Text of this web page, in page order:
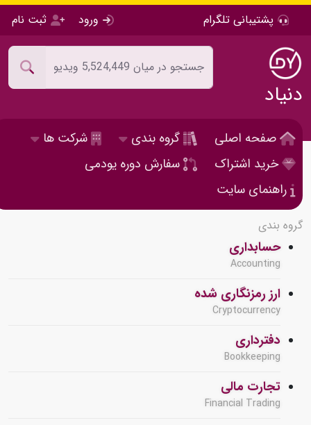
پشتیبانی تلگرام ورود ثبت نام
دنیاد
صفحه اصلی گروه بندی
شرکت ها
خرید اشتراک
سفارش دوره یودمی
راهنمای سایت
گروه بندی
حسابداری
Accounting
ارز رمزنگاری شده
Cryptocurrency
دفترداری
Bookkeeping
تجارت مالی
Financial Trading